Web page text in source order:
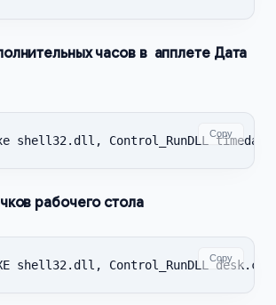
часов в апплете Дата
shell32.dll, Control_RunDLLCopy
рабочего стола
shell32.dll, Control_RunDLLCopy